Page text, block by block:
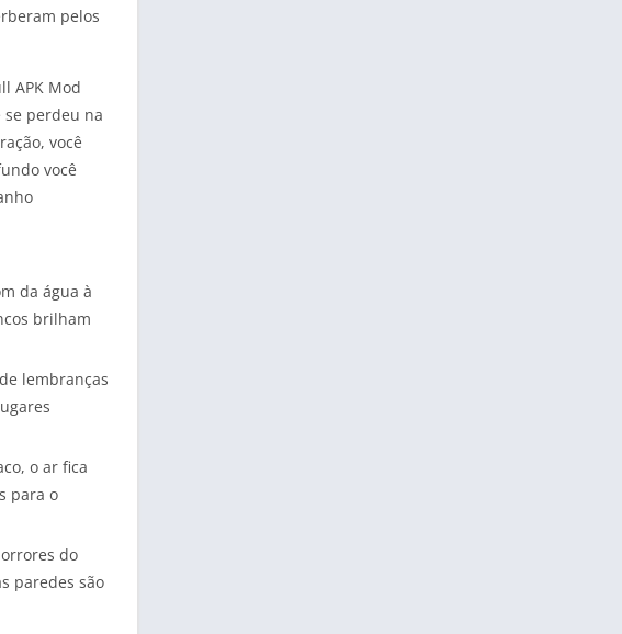
pelos
APK Mod
perdeu na
você
você
da água à
brilham
lembranças
o ar fica
para o
do
paredes são